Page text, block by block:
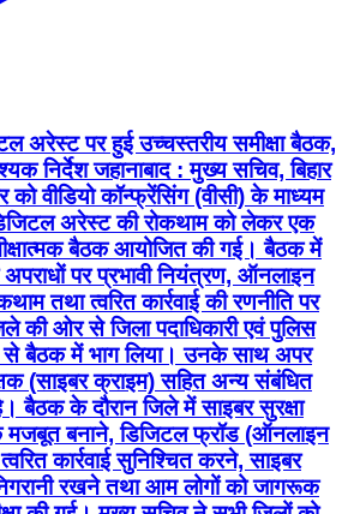
अरेस्ट पर हुई उच्चस्तरीय समीक्षा बैठक,
निर्देश जहानाबाद : मुख्य सचिव, बिहार
को वीडियो कॉन्फ्रेंसिंग (वीसी) के माध्यम
अरेस्ट की रोकथाम को लेकर एक
बैठक आयोजित की गई। बैठक में
पर प्रभावी नियंत्रण, ऑनलाइन
तथा त्वरित कार्रवाई की रणनीति पर
की ओर से जिला पदाधिकारी एवं पुलिस
बैठक में भाग लिया। उनके साथ अपर
(साइबर क्राइम) सहित अन्य संबंधित
बैठक के दौरान जिले में साइबर सुरक्षा
मजबूत बनाने, डिजिटल फ्रॉड (ऑनलाइन
कार्रवाई सुनिश्चित करने, साइबर
रखने तथा आम लोगों को जागरूक